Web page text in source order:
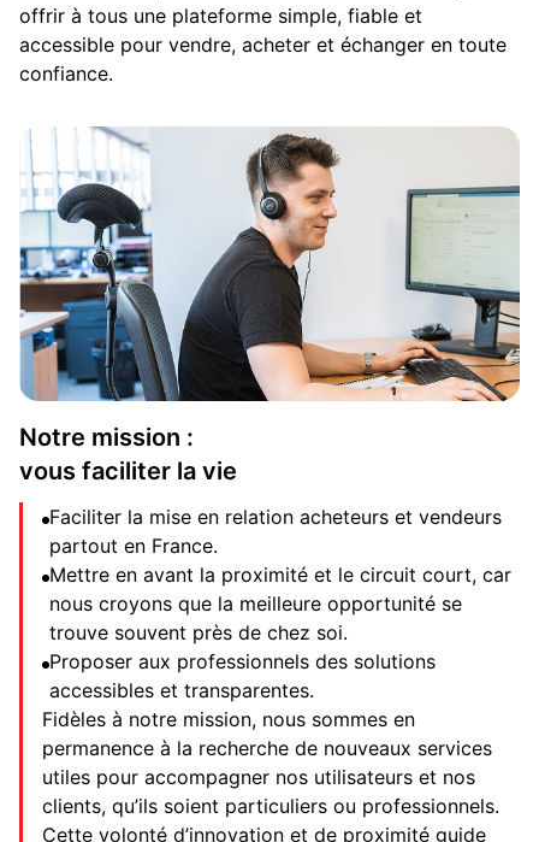
offrir à tous une plateforme simple, fiable et
accessible pour vendre, acheter et échanger en toute
confiance.
Notre mission :
vous faciliter la vie
Faciliter la mise en relation acheteurs et vendeurs
partout en France.
Mettre en avant la proximité et le circuit court, car
nous croyons que la meilleure opportunité se
trouve souvent près de chez soi.
Proposer aux professionnels des solutions
accessibles et transparentes.
Fidèles à notre mission, nous sommes en
permanence à la recherche de nouveaux services
utiles pour accompagner nos utilisateurs et nos
clients, qu’ils soient particuliers ou professionnels.
Cette volonté d’innovation et de proximité guide